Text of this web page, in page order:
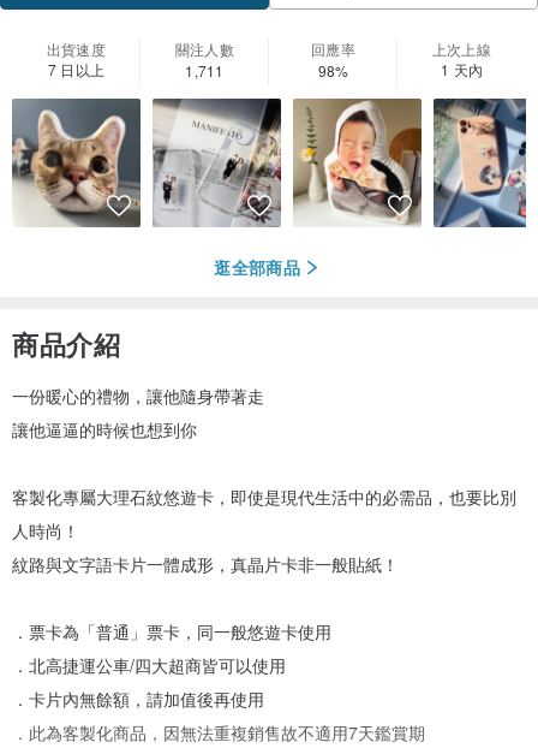
出貨速度
7 日以上
關注人數
1,711
回應率
98%
上次上線
1 天內
逛全部商品
商品介紹
一份暖心的禮物，讓他隨身帶著走
讓他逼逼的時候也想到你
客製化專屬大理石紋悠遊卡，即使是現代生活中的必需品，也要比別
人時尚！
紋路與文字語卡片一體成形，真晶片卡非一般貼紙！
．票卡為「普通」票卡，同一般悠遊卡使用
．北高捷運公車/四大超商皆可以使用
．卡片內無餘額，請加值後再使用
．此為客製化商品，因無法重複銷售故不適用7天鑑賞期